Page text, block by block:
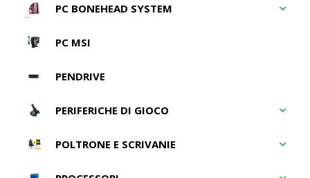
PC BONEHEAD SYSTEM
PC MSI
PENDRIVE
PERIFERICHE DI GIOCO
POLTRONE E SCRIVANIE